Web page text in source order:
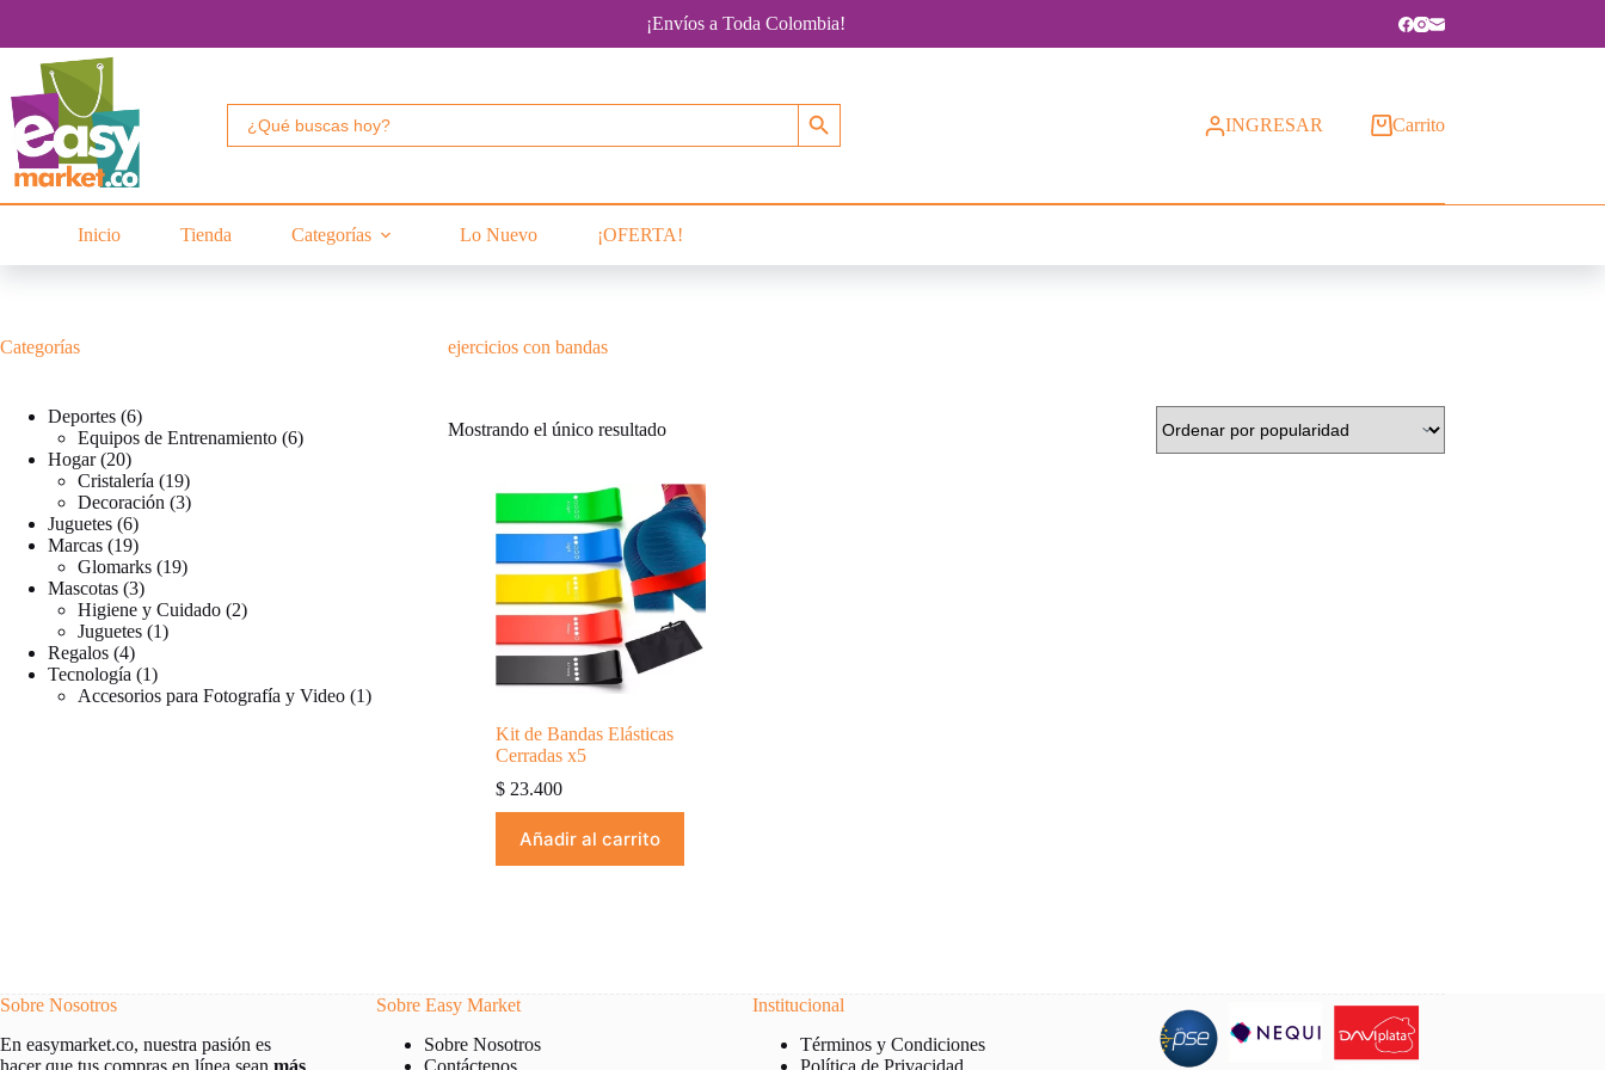
contenido
¡Envíos a Toda Colombia!
Buscar:
Botón de búsqueda INGRESAR Carrito
Inicio Tienda Categorías Lo Nuevo ¡OFERTA!
ejercicios con bandas
Mostrando el único resultado
Kit de Bandas Elásticas
Cerradas x5
$23.400
Añadir al carrito
Categorías
Deportes 66
productos
Equipos de Entrenamiento 66
Hogar 2020
productos
Cristalería 1919
productos
Decoración 33
Juguetes 66
productos
Marcas 1919
productos
Glomarks 1919
Mascotas 33
productos
Higiene y Cuidado 22
Juguetes 11
Regalos 44
productos
Tecnología 11
producto
Accesorios para Fotografía y Video 11
Sobre Nosotros
En easymarket.co, nuestra pasión es
Sobre Easy Market
Sobre Nosotros
Contáctenos
Institucional
Términos y Condiciones
Política de Privacidad